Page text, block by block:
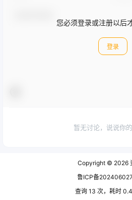
您必须登录或注册以后
登录
暂无讨论，说说你
Copyright © 2026
鲁ICP备
查询 13 次，耗时